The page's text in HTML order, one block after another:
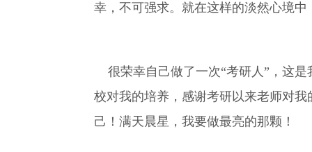
幸，不可强求。就在这样的淡然心境
很荣幸自己做了一次“考研人”，这是
校对我的培养，感谢考研以来老师对
己！满天晨星，我要做最亮的那颗！